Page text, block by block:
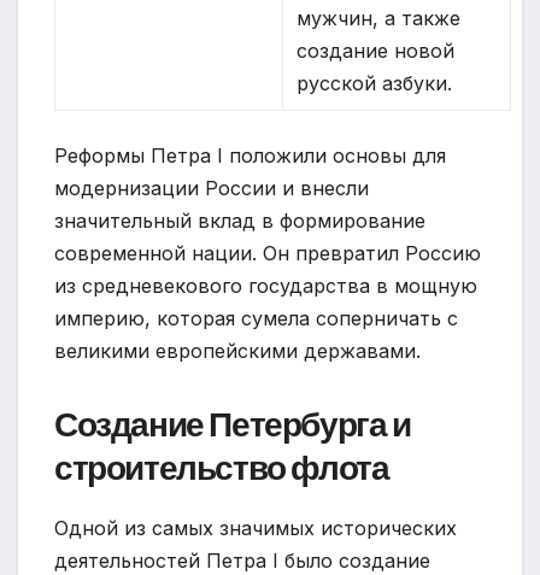
мужчин, а также
создание новой
русской азбуки.
Реформы Петра I положили основы для
модернизации России и внесли
значительный вклад в формирование
современной нации. Он превратил Россию
из средневекового государства в мощную
империю, которая сумела соперничать с
великими европейскими державами.
Создание Петербурга и
строительство флота
Одной из самых значимых исторических
деятельностей Петра I было создание